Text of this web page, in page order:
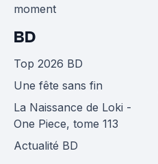
moment
BD
Top 2026 BD
Une fête sans fin
La Naissance de Loki -
One Piece, tome 113
Actualité BD